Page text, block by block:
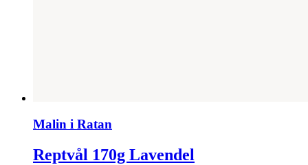
Malin i Ratan
Reptvål 170g Lavendel